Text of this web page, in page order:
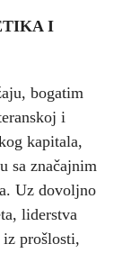
I
bogatim
i
kapitala,
sa značajnim
Uz dovoljno
liderstva
prošlosti,